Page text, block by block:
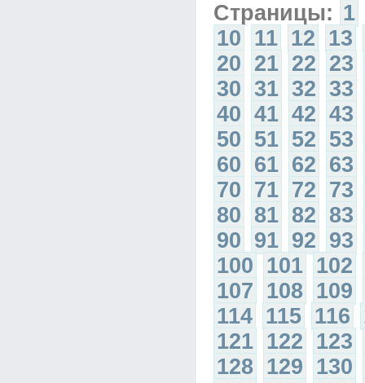
Страницы: 1
10 11 12 13
20 21 22 23
30 31 32 33
40 41 42 43
50 51 52 53
60 61 62 63
70 71 72 73
80 81 82 83
90 91 92 93
100 101 102
107 108 109
114 115 116
121 122 123
128 129 130